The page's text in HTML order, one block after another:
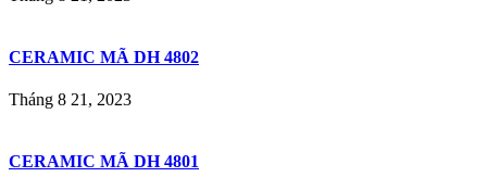
CERAMIC MÃ DH 4802
Tháng 8 21, 2023
CERAMIC MÃ DH 4801